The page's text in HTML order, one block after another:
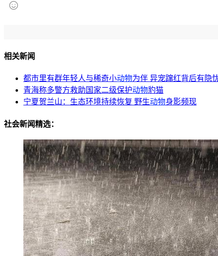
相关新闻
都市里有群年轻人与稀奇小动物为伴 异宠蹿红背后有隐
青海称多警方救助国家二级保护动物豹猫
宁夏贺兰山：生态环境持续恢复 野生动物身影频现
社会新闻精选：